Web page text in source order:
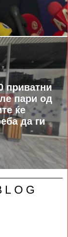
приватни
пари од
ќе
да ги